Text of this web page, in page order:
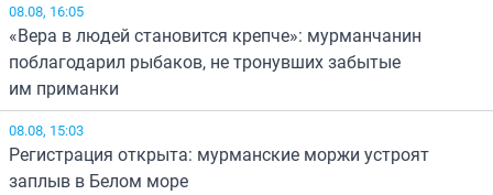
08.08, 16:05
«Вера в людей становится крепче»: мурманчанин
поблагодарил рыбаков, не тронувших забытые
им приманки
08.08, 15:03
Регистрация открыта: мурманские моржи устроят
заплыв в Белом море